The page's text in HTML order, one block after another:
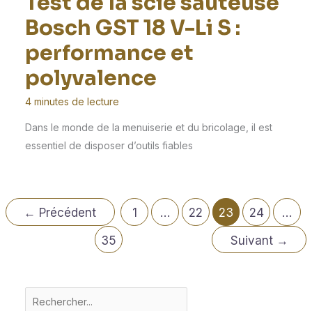
Bosch GST 18 V-Li S :
performance et
polyvalence
4 minutes de lecture
Dans le monde de la menuiserie et du bricolage, il est
essentiel de disposer d’outils fiables
← Précédent 1 … 22 23 24
…
35
Suivant →